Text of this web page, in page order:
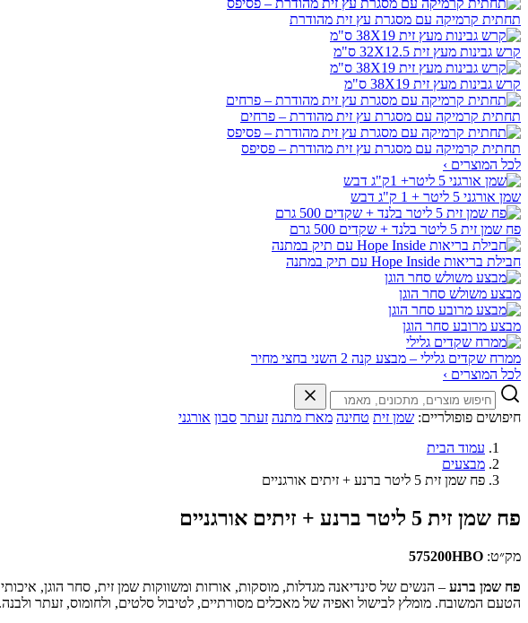
תחתית קרמיקה עם מסגרת עץ זית מהודרת
קרש גבינות מעץ זית 32X12.5 ס"מ
קרש גבינות מעץ זית 38X19 ס"מ
תחתית קרמיקה עם מסגרת עץ זית מהודרת – פרחים
תחתית קרמיקה עם מסגרת עץ זית מהודרת – פסיפס
לכל המוצרים ›
שמן אורגני 5 ליטר + 1 ק"ג דבש
פח שמן זית 5 ליטר בלנד + שקדים 500 גרם
חבילת בריאות Hope Inside עם תיק במתנה
מבצע משולש סחר הוגן
מבצע מרובע סחר הוגן
ממרח שקדים גלילי – מבצע קנה 2 השני בחצי מחיר
לכל המוצרים ›
חיפושים פופולריים: שמן זית טחינה מארז מתנה זעתר סבון אורגני
עמוד הבית
מבצעים
פח שמן זית 5 ליטר ברנע + זיתים אורגניים
פח שמן זית 5 ליטר ברנע + זיתים אורגניים
מק״ט: 575200HBO
פח שמן ברנע – הנשים של סינדיאנה מגדלות, מוסקות, אורזות ומשווקות שמן זית, סחר הוגן,
הטעם המשובח. מומלץ לבישול ואפיה של מאכלים מסורתיים, לטיבול סלטים, ולחומוס, זעתר ולבנה.